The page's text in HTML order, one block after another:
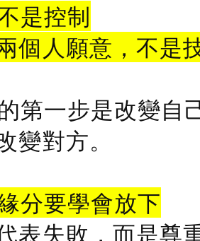
是控制
個人願意，不是
第一步是改變自
變對方。
分要學會放下
表失敗，而是尊